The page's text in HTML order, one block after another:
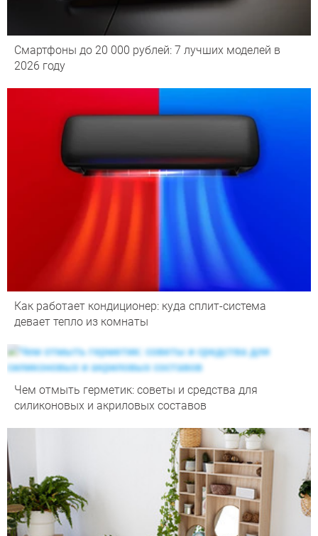
Смартфоны до 20 000 рублей: 7 лучших моделей в
2026 году
Как работает кондиционер: куда сплит-система
девает тепло из комнаты
Чем отмыть герметик: советы и средства для
силиконовых и акриловых составов